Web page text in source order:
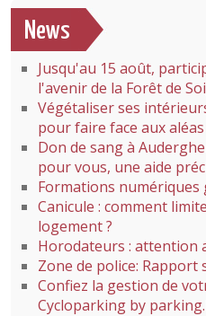
News
Jusqu'au 15 août,
l'avenir de la Forêt de
Végétaliser ses
pour faire face aux
Don de sang à
pour vous, une aide
Formations
Canicule : comment
logement ?
Horodateurs : attention
Zone de police: Rapport
Confiez la gestion de
Cycloparking by